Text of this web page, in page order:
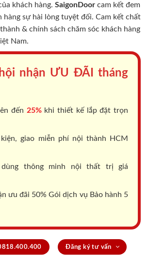
khách hàng. SaigonDoor cam kết đem
hàng sự hài lòng tuyệt đối. Cam kết chất
& chính sách chăm sóc khách hàng
Nam.
nhận ƯU ĐÃI tháng
đến 25%khi thiết kế lắp đặt trọn
kiện, giao miễn phí nội thành HCM
dùng thông minh nội thất trị giá
ưu đãi 50% Gói dịch vụ Bảo hành 5
Đăng ký tư vấn